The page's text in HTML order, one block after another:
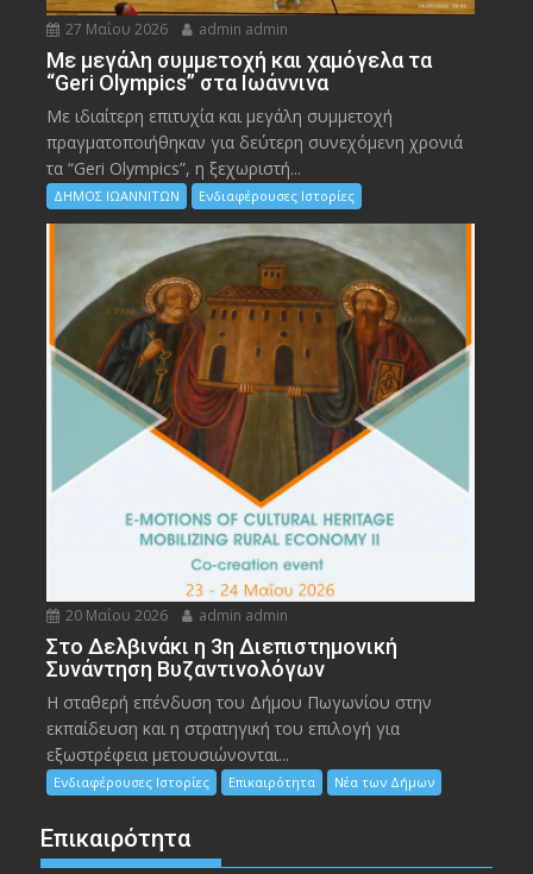
27 Μαΐου 2026 admin admin
Με μεγάλη συμμετοχή και χαμόγελα τα
“Geri Olympics” στα Ιωάννινα
Με ιδιαίτερη επιτυχία και μεγάλη συμμετοχή
πραγματοποιήθηκαν για δεύτερη συνεχόμενη χρονιά
τα “Geri Olympics”, η ξεχωριστή...
ΔΗΜΟΣ ΙΩΑΝΝΙΤΩΝ Ενδιαφέρουσες Ιστορίες
20 Μαΐου 2026 admin admin
Στο Δελβινάκι η 3η Διεπιστημονική
Συνάντηση Βυζαντινολόγων
Η σταθερή επένδυση του Δήμου Πωγωνίου στην
εκπαίδευση και η στρατηγική του επιλογή για
εξωστρέφεια μετουσιώνονται...
Ενδιαφέρουσες Ιστορίες Επικαιρότητα Νέα των Δήμων
Επικαιρότητα